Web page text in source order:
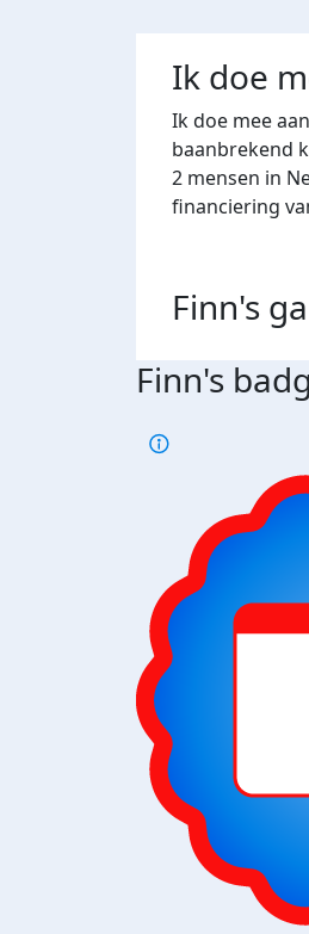
Ik doe
Ik doe mee
baanbrekend
2 mensen in
financiering
Finn's
Finn's